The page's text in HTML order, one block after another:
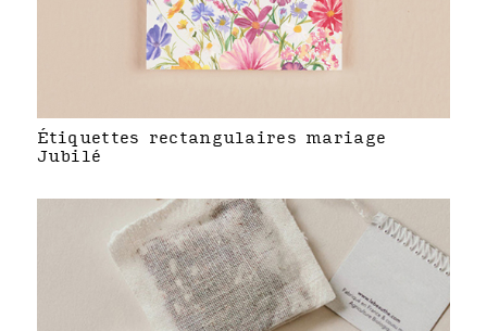
Étiquettes rectangulaires mariage
Jubilé